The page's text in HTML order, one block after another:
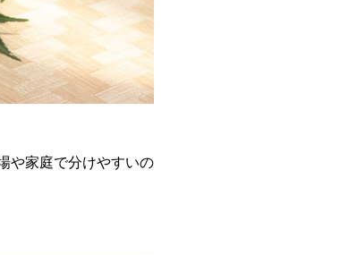
や家庭で分けやすいの